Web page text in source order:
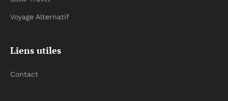
Voyage Alternatif
Liens utiles
Contact